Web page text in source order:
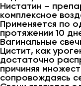
Нистатин –
комплексное
Применяется по
протяжении 10
Вагинальные
Цистит, как
достаточно
причиняя
сопровождаясь